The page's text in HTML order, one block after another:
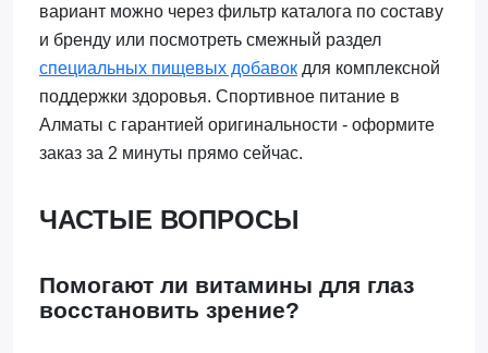
вариант можно через фильтр каталога по составу
и бренду или посмотреть смежный раздел
специальных пищевых добавокдля комплексной
поддержки здоровья. Спортивное питание в
Алматы с гарантией оригинальности - оформите
заказ за 2 минуты прямо сейчас.
ЧАСТЫЕ ВОПРОСЫ
Помогают ли витамины для глаз
восстановить зрение?